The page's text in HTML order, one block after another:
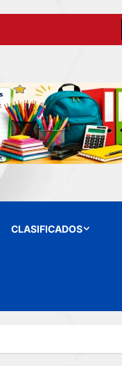
CLASIFICADOS